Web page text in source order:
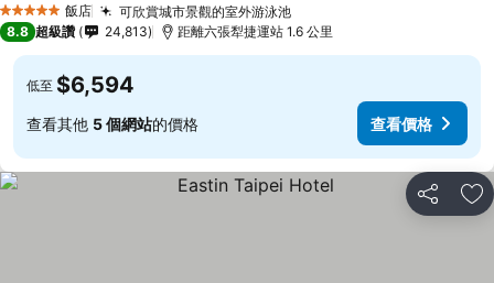
5 星級 飯店 可欣賞城市景觀的室外游泳池查看價格
8.8 超級讚 24,813 距離六張犁捷運站 1.6 公里
低至 $6,594
查看其他 5 個網站的價格 查看價格
分享 加